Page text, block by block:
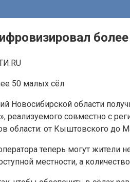
Новосибирской области
реализуемого совместно с
области: от Кыштовского до
теперь могут жители
местности, а